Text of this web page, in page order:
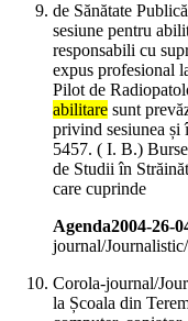
de Sănătate
sesiune pentru
responsabili cu
expus profesional
Pilot de
abilitare sunt
privind sesiunea și
5457. ( I. B.)
de Studii în
care cuprinde
Agenda2004-26-
journal/
Corola-journal/
la Școala din